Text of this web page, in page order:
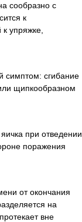
сообразно с
к
упряжке,
симптом: сгибание
щипкообразном
при отведении
поражения
от окончания
на
вне